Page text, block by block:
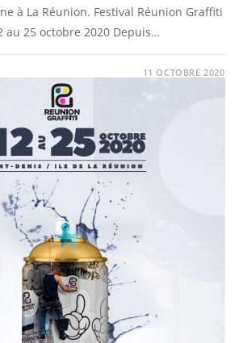
à La Réunion. Festival Réunion Graffiti
au 25 octobre 2020 Depuis…
11 OCTOBRE 2020